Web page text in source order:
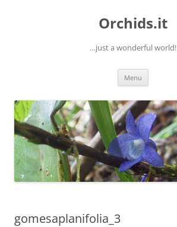
Orchids.it
…just a wonderful world!
Menu
gomesaplanifolia_3